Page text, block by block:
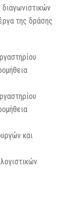
της δράσης
και